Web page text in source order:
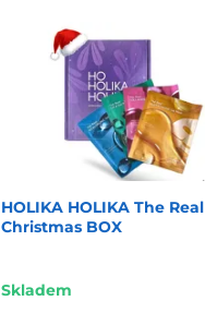
HOLIKA HOLIKA The Real
Christmas BOX
Skladem